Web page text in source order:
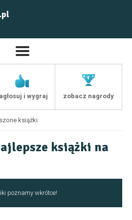
i wygraj zobacz nagrody
książki
książki na
poznamy wkrótce!